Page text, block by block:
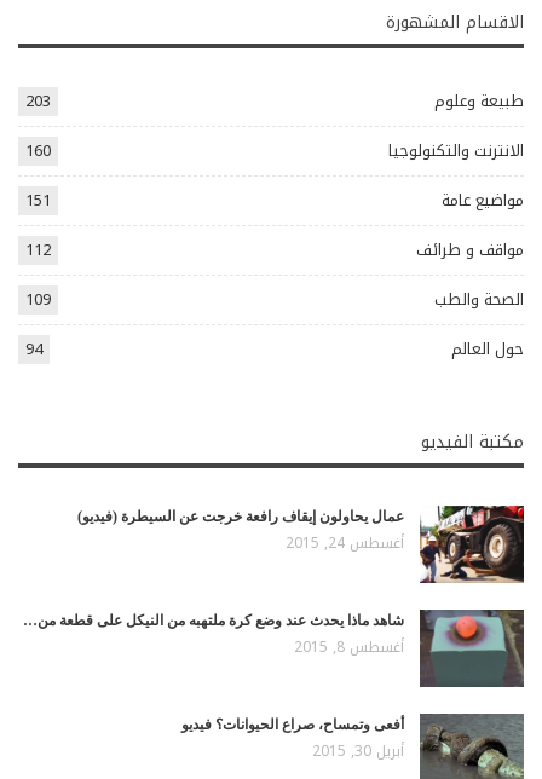
الاقسام المشهورة
طبيعة وعلوم
203
الانترنت والتكنولوجيا
160
مواضيع عامة
151
مواقف و طرائف
112
الصحة والطب
109
حول العالم
94
مكتبة الفيديو
عمال يحاولون إيقاف رافعة خرجت عن السيطرة (فيديو)
أغسطس 24, 2015
شاهد ماذا يحدث عند وضع كرة ملتهبه من النيكل على قطعة من…
أغسطس 8, 2015
أفعى وتمساح، صراع الحيوانات؟ فيديو
أبريل 30, 2015